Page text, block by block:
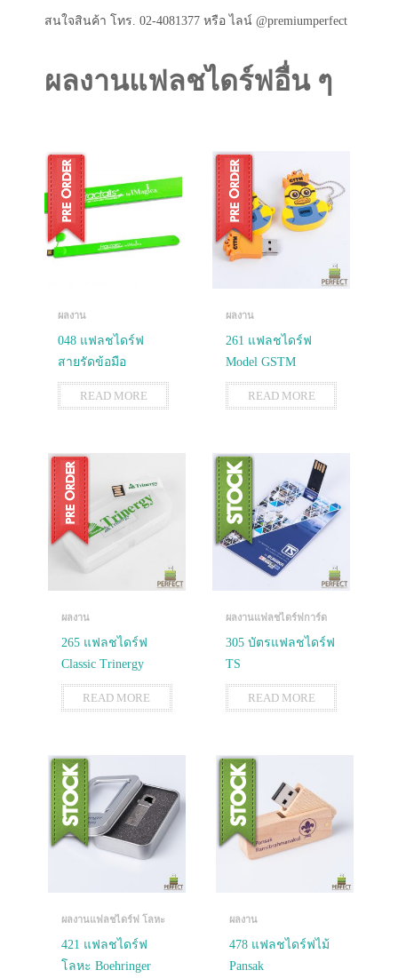
สนใจสินค้า โทร. 02-4081377 หรือ ไลน์ @premiumperfect
ผลงานแฟลชไดร์ฟอื่น ๆ
ผลงาน
048 แฟลชไดร์ฟ
สายรัดข้อมือ
READ MORE
ผลงาน
261 แฟลชไดร์ฟ
Model GSTM
READ MORE
ผลงาน
265 แฟลชไดร์ฟ
Classic Trinergy
READ MORE
ผลงานแฟลชไดร์ฟการ์ด
305 บัตรแฟลชไดร์ฟ
TS
READ MORE
ผลงานแฟลชไดร์ฟ โลหะ
421 แฟลชไดร์ฟ
โลหะ Boehringer
ผลงาน
478 แฟลชไดร์ฟไม้
Pansak